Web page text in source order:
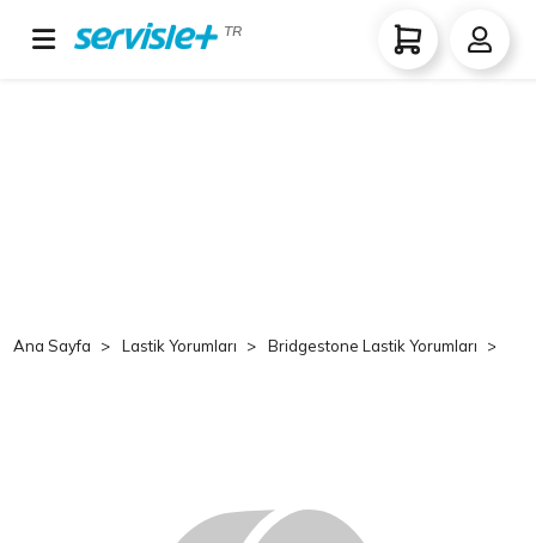
TR
Ana Sayfa Lastik Yorumları Bridgestone Lastik Yorumları